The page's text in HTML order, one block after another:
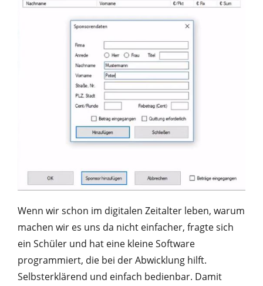
Wenn wir schon im digitalen Zeitalter leben, warum
machen wir es uns da nicht einfacher, fragte sich
ein Schüler und hat eine kleine Software
programmiert, die bei der Abwicklung hilft.
Selbsterklärend und einfach bedienbar. Damit